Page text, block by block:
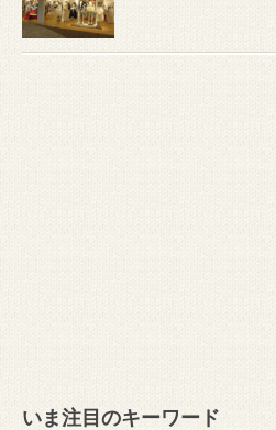
いま注目のキーワード